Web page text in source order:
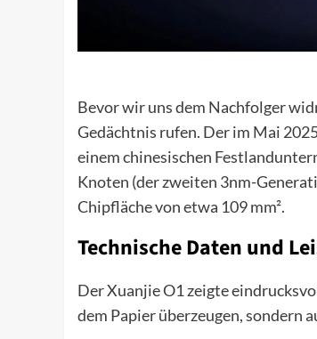
Bevor wir uns dem Nachfolger
Gedächtnis rufen. Der im Mai
einem chinesischen
Knoten (der zweiten 3nm-
Chipfläche von etwa 109 mm².
Technische Daten und
Der Xuanjie O1 zeigte
dem Papier überzeugen, sondern